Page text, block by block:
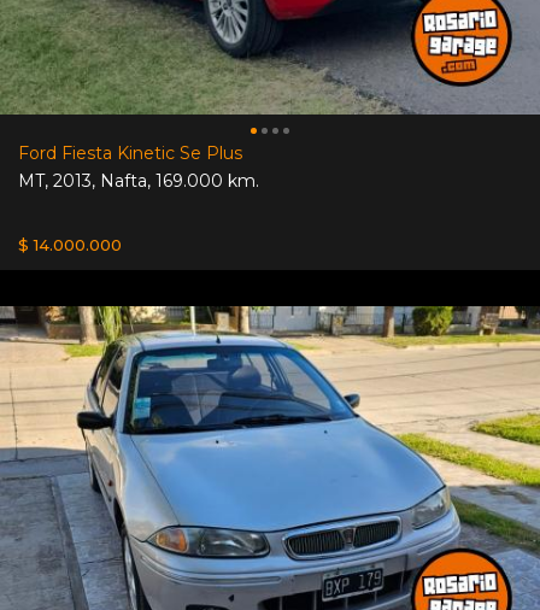
Ford Fiesta Kinetic Se Plus
MT, 2013, Nafta, 169.000 km.
$ 14.000.000